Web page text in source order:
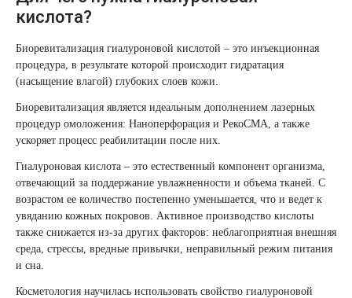
кислота?
Биоревитализация гиалуроновой кислотой – это инъекционная
процедура, в результате которой происходит гидратация
(насыщение влагой) глубоких слоев кожи.
Биоревитализацияявляется идеальным дополнением лазерных
процедур омоложения: Наноперфорация и РекоСМА, а также
ускоряет процесс реабилитации после них.
Гиалуроновая кислота – это естественный компонент организма,
отвечающий за поддержание увлажненности и объема тканей. С
возрастом ее количество постепенно уменьшается, что и ведет к
увяданию кожных покровов. Активное производство кислоты
также снижается из-за других факторов: неблагоприятная внешняя
среда, стрессы, вредные привычки, неправильный режим питания
и сна.
Косметология научилась использовать свойство гиалуроновой
Лечение гиперпигментации
Удаление веснушек
Удаление винного пятна
Лечение псориаза
Therapy Pulse
Фотодинамическая терапия HELEO™
Удалить перманентный макияж
Удалить рубцы
Молодую и увлажнённую кожу вокруг глаз
Вылечить расширенные поры